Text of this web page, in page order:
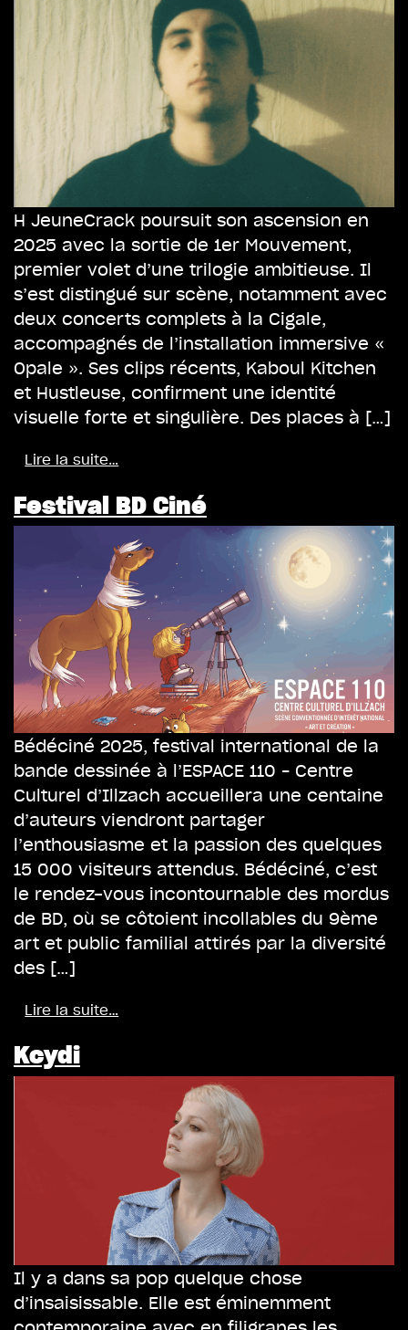
H JeuneCrack poursuit son ascension en
2025 avec la sortie de 1er Mouvement,
premier volet d’une trilogie ambitieuse. Il
s’est distingué sur scène, notamment avec
deux concerts complets à la Cigale,
accompagnés de l’installation immersive «
Opale ». Ses clips récents, Kaboul Kitchen
et Hustleuse, confirment une identité
visuelle forte et singulière. Des places à […]
Lire la suite…
Festival BD Ciné
Bédéciné 2025, festival international de la
bande dessinée à l’ESPACE 110 – Centre
Culturel d’Illzach accueillera une centaine
d’auteurs viendront partager
l’enthousiasme et la passion des quelques
15 000 visiteurs attendus. Bédéciné, c’est
le rendez-vous incontournable des mordus
de BD, où se côtoient incollables du 9ème
art et public familial attirés par la diversité
des […]
Lire la suite…
Kcydi
Il y a dans sa pop quelque chose
d’insaisissable. Elle est éminemment